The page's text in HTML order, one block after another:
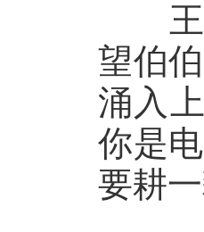
王金
望伯
涌入
你是
要耕